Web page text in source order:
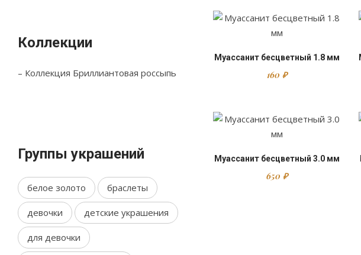
Муассанит бесцветный 1.8 мм
160 ₽
Муассанит бесцветный 3.0 мм
650 ₽
Коллекции
– Коллекция Бриллиантовая россыпь
Группы украшений
белое золото браслеты
девочки детские украшения
для девочки